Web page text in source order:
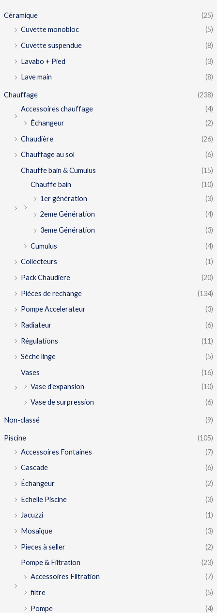
Céramique
(25)
Cuvette monobloc
(5)
Cuvette suspendue
(8)
Lavabo + Pied
(3)
Lave main
(8)
Chauffage
(238)
Accessoires chauffage
(4)
Échangeur
(2)
Chaudière
(26)
Chauffage au sol
(6)
Chauffe bain & Cumulus
(15)
Chauffe bain
(10)
1er génération
(3)
2eme Génération
(4)
3eme Génération
(3)
Cumulus
(4)
Collecteurs
(1)
Pack Chaudiere
(20)
Pièces de rechange
(134)
Pompe Accelerateur
(3)
Radiateur
(6)
Régulations
(11)
Séche linge
(5)
Vases
(16)
Vase d'expansion
(10)
Vase de surpression
(6)
Non-classé (9)
Piscine
(105)
Accessoires Fontaines
(7)
Cascade
(6)
Échangeur
(2)
Echelle Piscine
(3)
Jacuzzi
(1)
Mosaïque
(3)
Pieces à seller
(2)
Pompe & Filtration
(23)
Accessoires Filtration
(7)
filtre
(5)
Pompe
(4)